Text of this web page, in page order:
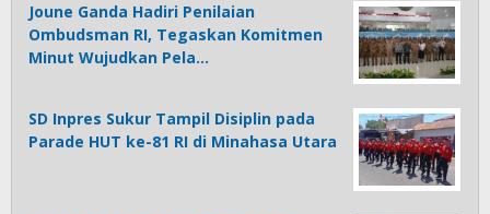
Joune Ganda Hadiri Penilaian
Ombudsman RI, Tegaskan Komitmen
Minut Wujudkan Pela…
SD Inpres Sukur Tampil Disiplin pada
Parade HUT ke-81 RI di Minahasa Utara